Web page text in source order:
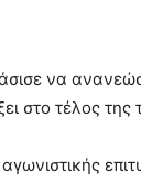
να
στο τέλος της